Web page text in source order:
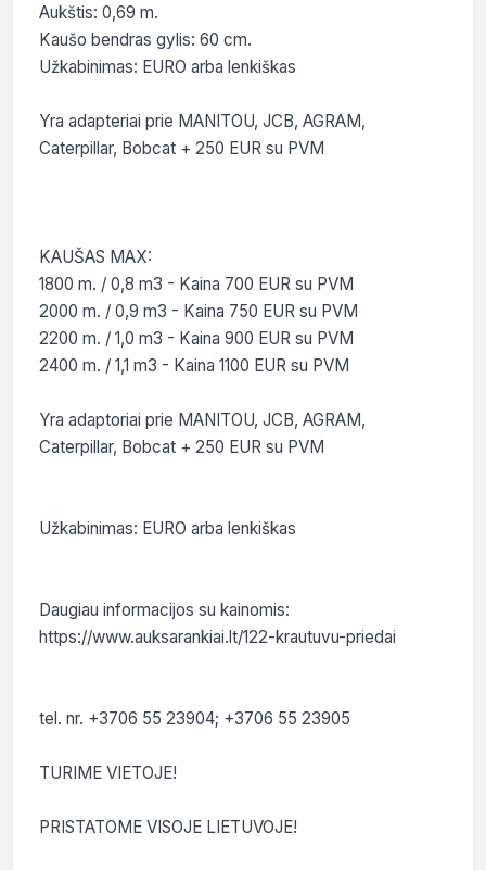
Aukštis: 0,69 m.
Kaušo bendras gylis: 60 cm.
Užkabinimas: EURO arba lenkiškas
Yra adapteriai prie MANITOU, JCB, AGRAM,
Caterpillar, Bobcat + 250 EUR su PVM
KAUŠAS MAX:
1800 m. / 0,8 m3 - Kaina 700 EUR su PVM
2000 m. / 0,9 m3 - Kaina 750 EUR su PVM
2200 m. / 1,0 m3 - Kaina 900 EUR su PVM
2400 m. / 1,1 m3 - Kaina 1100 EUR su PVM
Yra adaptoriai prie MANITOU, JCB, AGRAM,
Caterpillar, Bobcat + 250 EUR su PVM
Užkabinimas: EURO arba lenkiškas
Daugiau informacijos su kainomis:
https://www.auksarankiai.lt/122-krautuvu-priedai
tel. nr. +3706 55 23904; +3706 55 23905
TURIME VIETOJE!
PRISTATOME VISOJE LIETUVOJE!